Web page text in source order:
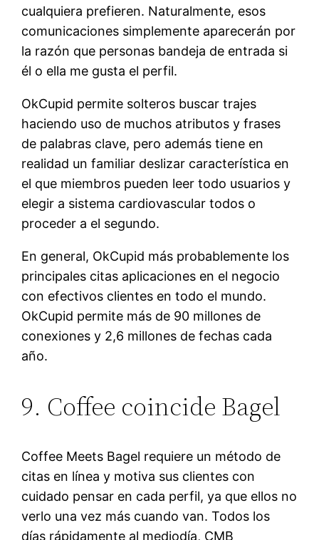
cualquiera prefieren. Naturalmente, esos
comunicaciones simplemente aparecerán por
la razón que personas bandeja de entrada si
él o ella me gusta el perfil.
OkCupid permite solteros buscar trajes
haciendo uso de muchos atributos y frases
de palabras clave, pero además tiene en
realidad un familiar deslizar característica en
el que miembros pueden leer todo usuarios y
elegir a sistema cardiovascular todos o
proceder a el segundo.
En general, OkCupid más probablemente los
principales citas aplicaciones en el negocio
con efectivos clientes en todo el mundo.
OkCupid permite más de 90 millones de
conexiones y 2,6 millones de fechas cada
año.
9. Coffee coincide Bagel
Coffee Meets Bagel requiere un método de
citas en línea y motiva sus clientes con
cuidado pensar en cada perfil, ya que ellos no
verlo una vez más cuando van. Todos los
días rápidamente al mediodía, CMB